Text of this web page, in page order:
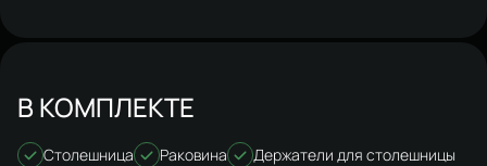
В КОМПЛЕКТЕ
Столешница Раковина Держатели для столешницы